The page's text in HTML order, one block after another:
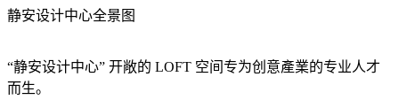
静安设计中心全景图
“静安设计中心” 开敞的 LOFT 空间专为创意產業的专业人才
而生。